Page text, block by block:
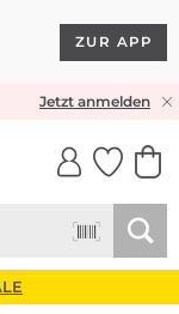
ZUR APP
Jetzt anmelden